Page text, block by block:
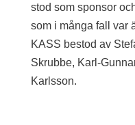
stod som sponsor
som i många fall var
KASS bestod av
Skrubbe, Karl-
Karlsson.